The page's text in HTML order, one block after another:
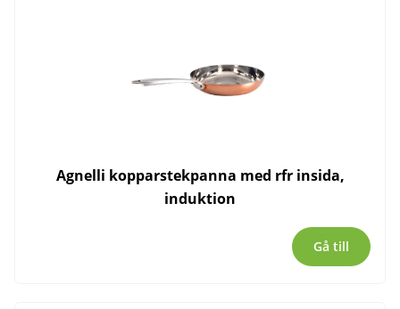
Agnelli kopparstekpanna med rfr insida,
induktion
Gå till